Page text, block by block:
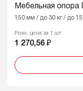
Мебельная опора
150 мм / до 30 кг / до
Розн. цена за 1 шт
1 270,56 ₽